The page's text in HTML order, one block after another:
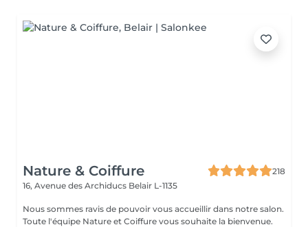
Nature & Coiffure
218
16, Avenue des Archiducs Belair L-1135
Nous sommes ravis de pouvoir vous accueillir dans notre salon.
Toute l'équipe Nature et Coiffure vous souhaite la bienvenue.